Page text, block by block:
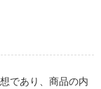
であり、商品の内